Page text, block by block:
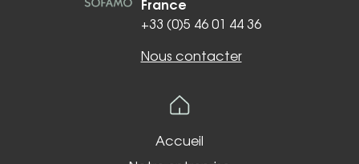
+33 (0)5 46 01 44 36
Nous contacter
Accueil